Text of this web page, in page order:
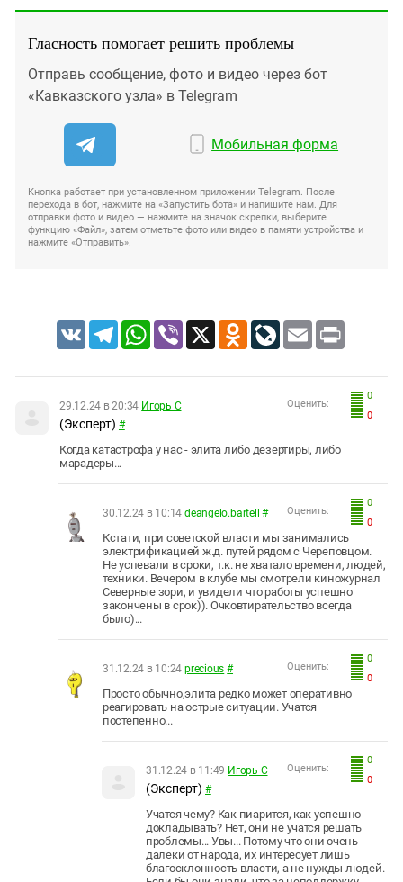
Гласность помогает решить проблемы
Отправь сообщение, фото и видео через бот
«Кавказского узла» в Telegram
Мобильная форма
Кнопка работает при установленном приложении Telegram. После
перехода в бот, нажмите на «Запустить бота» и напишите нам. Для
отправки фото и видео — нажмите на значок скрепки, выберите
функцию «Файл», затем отметьте фото или видео в памяти устройства и
нажмите «Отправить».
VK TelegramWhatsApp
Viber X Odnoklassniki
LiveJournal
Email Print
0
0
Оценить:
29.12.24 в 20:34 Игорь С
(Эксперт) #
Когда катастрофа у нас - элита либо дезертиры, либо
марадеры...
0
0
Оценить:
30.12.24 в 10:14 deangelo.bartell #
Кстати, при советской власти мы занимались
электрификацией ж.д. путей рядом с Череповцом.
Не успевали в сроки, т.к. не хватало времени, людей,
техники. Вечером в клубе мы смотрели киножурнал
Северные зори, и увидели что работы успешно
закончены в срок)). Очковтирательство всегда
было)...
0
0
Оценить:
31.12.24 в 10:24 precious #
Просто обычно,элита редко может оперативно
реагировать на острые ситуации. Учатся
постепенно...
0
0
Оценить:
31.12.24 в 11:49 Игорь С
(Эксперт) #
Учатся чему? Как пиарится, как успешно
докладывать? Нет, они не учатся решать
проблемы... Увы... Потому что они очень
далеки от народа, их интересует лишь
благосклонность власти, а не нужды людей.